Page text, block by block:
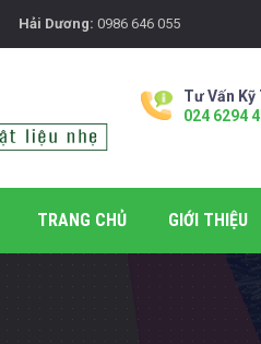
Hải Dương: 0986 646 055
Tư Vấn Kỹ
024 6294
TRANG CHỦ GIỚI THIỆU